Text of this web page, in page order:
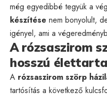
még egyedibbé tegyük a
készítése nem bonyolult,
igényel, ami a
A rózsaszirom
hosszú
A rózsaszirom szörp
tartósítás a következő